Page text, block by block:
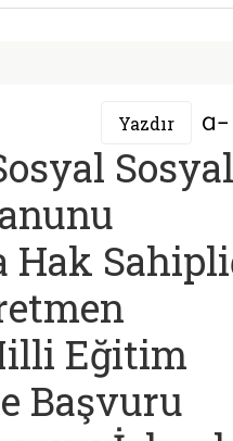
Yazdır
Sosyal
Hak
Eğitim
Başvuru